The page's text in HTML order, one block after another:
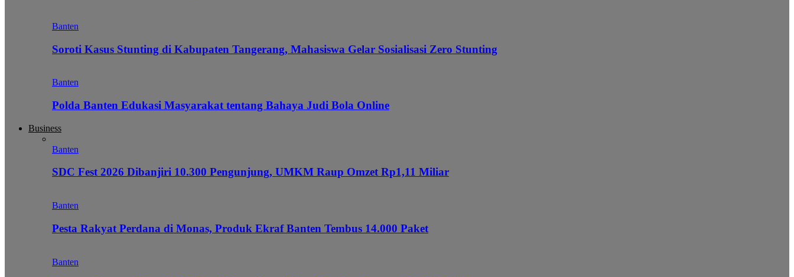
Banten
Soroti Kasus Stunting di Kabupaten Tangerang, Mahasiswa Gelar Sosialisasi Zero Stunting
Banten
Polda Banten Edukasi Masyarakat tentang Bahaya Judi Bola Online
Business
Banten
SDC Fest 2026 Dibanjiri 10.300 Pengunjung, UMKM Raup Omzet Rp1,11 Miliar
Banten
Pesta Rakyat Perdana di Monas, Produk Ekraf Banten Tembus 14.000 Paket
Banten